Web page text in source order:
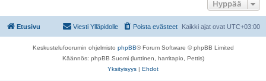
Hyppää
Etusivu Kaikki ajat ovat UTC+03:00
Poista evästeet
Viesti Ylläpidolle
Keskustelufoorumin ohjelmisto phpBB® Forum Software © phpBB Limited
Käännös: phpBB Suomi (lurttinen, harritapio, Pettis)
Yksityisyys | Ehdot